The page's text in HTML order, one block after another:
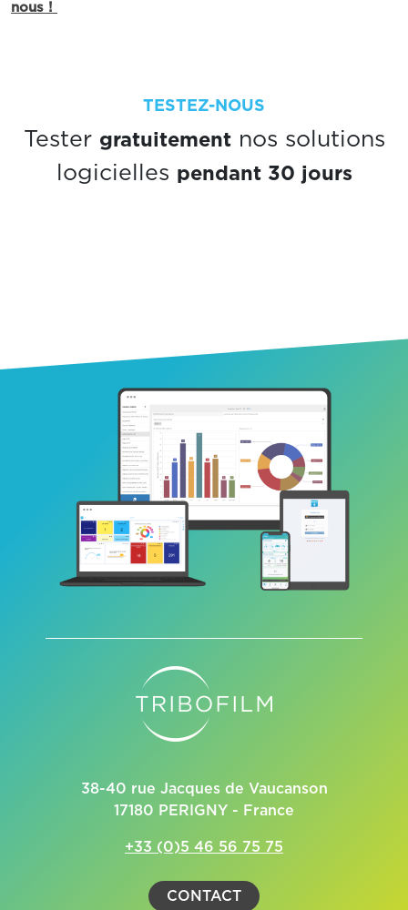
nous !
TESTEZ-NOUS
Tester gratuitementnos solutions
logicielles pendant 30 jours
38-40 rue Jacques de Vaucanson
17180 PERIGNY - France
+33 (0)5 46 56 75 75
CONTACT